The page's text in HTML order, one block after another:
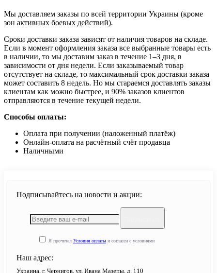
Мы доставляем заказы по всей территории Украины (кроме
зон активных боевых действий).
Сроки доставки заказа зависят от наличия товаров на складе.
Если в момент оформления заказа все выбранные товары есть
в наличии, то мы доставим заказ в течение 1–3 дня, в
зависимости от дня недели. Если заказываемый товар
отсутствует на складе, то максимальный срок доставки заказа
может составить 8 недель. Но мы стараемся доставлять заказы
клиентам как можно быстрее, и 90% заказов клиентов
отправляются в течение текущей недели.
Способы оплаты:
Оплата при получении (наложенный платёж)
Онлайн-оплата на расчётный счёт продавца
Наличными
Подписывайтесь на новости и акции:
Я прочитал Условия оплатыи согласен с условиями
Наш адрес:
Украина, г. Чернигов, ул. Ивана Мазепы, д. 110